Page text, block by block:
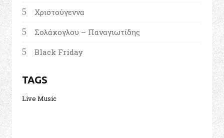
Χριστούγεννα
Σολάκογλου – Παναγιωτίδης
Black Friday
TAGS
Live Music